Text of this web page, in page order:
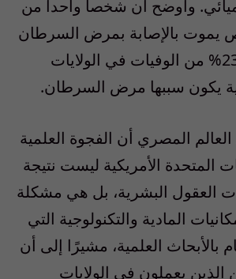
وأوضح أن شخصا واحداً من
يموت بالإصابة بمرض السرطان
سنويًا، حيث أن 23% من الوفيات في الولايات
يكون سببها مرض السرطان.
المصري أن الفجوة العلمية
المتحدة الأمريكية ليست نتيجة
العقول البشرية، بل هي مشكلة
المادية والتكنولوجية التي
بالأبحاث العلمية، مشيرًا إلى أن
الذين يعملون في الولايات